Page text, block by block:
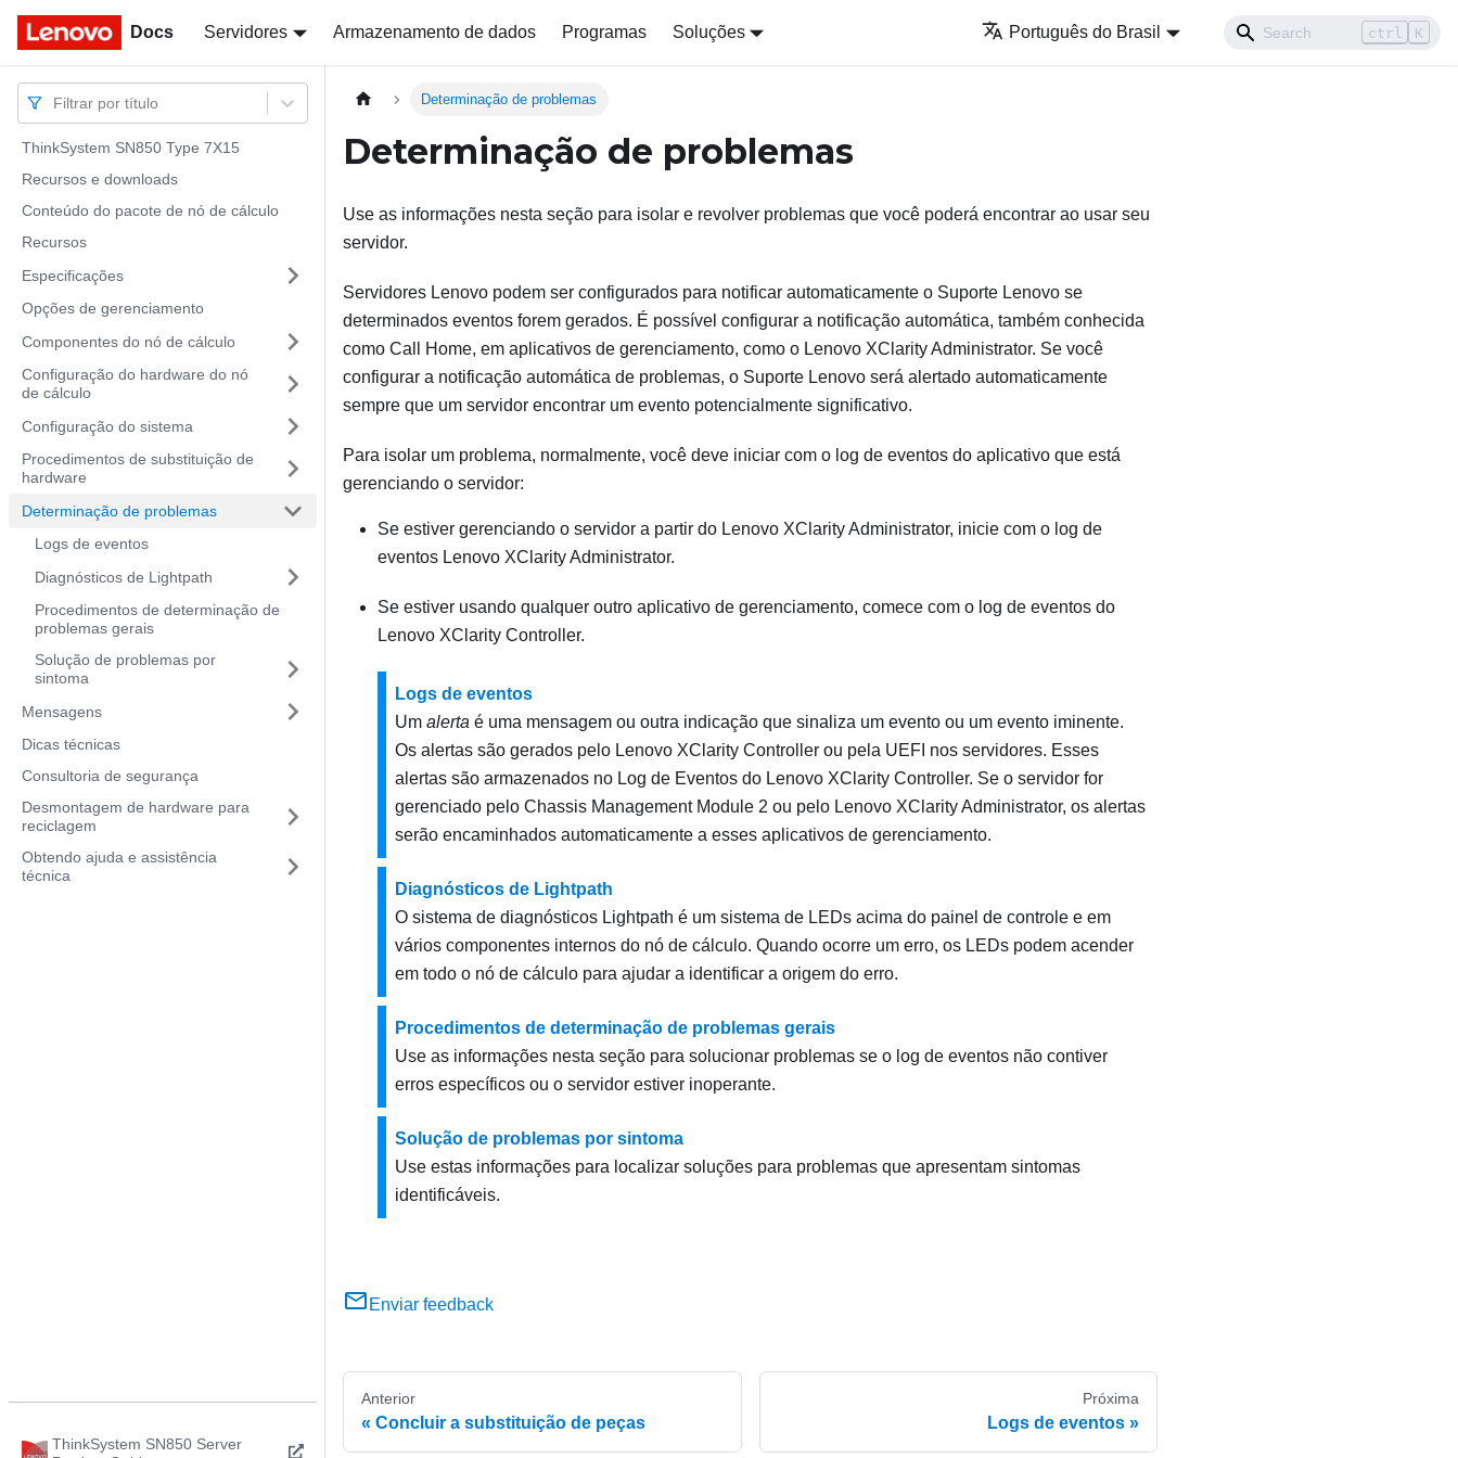
Docs Servidores Armazenamento de dados Programas Soluções Português do Brasil ctrl K
Docs
Filtrar por título
ThinkSystem SN850 Type 7X15
Recursos e downloads
Conteúdo do pacote de nó de cálculo
Recursos
Especificações
Opções de gerenciamento
Componentes do nó de cálculo
Configuração do hardware do nó
de cálculo
Configuração do sistema
Procedimentos de substituição de
hardware
Determinação de problemas
Logs de eventos
Diagnósticos de Lightpath
Procedimentos de determinação de
problemas gerais
Solução de problemas por
sintoma
Mensagens
Dicas técnicas
Consultoria de segurança
Desmontagem de hardware para
reciclagem
Obtendo ajuda e assistência
técnica
ThinkSystem SN850 Server
Determinação de problemas
Determinação de problemas
Use as informações nesta seção para isolar e revolver problemas que você poderá encontrar ao usar seu
servidor.
Servidores Lenovo podem ser configurados para notificar automaticamente o Suporte Lenovo se
determinados eventos forem gerados. É possível configurar a notificação automática, também conhecida
como Call Home, em aplicativos de gerenciamento, como o Lenovo XClarity Administrator. Se você
configurar a notificação automática de problemas, o Suporte Lenovo será alertado automaticamente
sempre que um servidor encontrar um evento potencialmente significativo.
Para isolar um problema, normalmente, você deve iniciar com o log de eventos do aplicativo que está
gerenciando o servidor:
Se estiver gerenciando o servidor a partir do Lenovo XClarity Administrator, inicie com o log de
eventos Lenovo XClarity Administrator.
Se estiver usando qualquer outro aplicativo de gerenciamento, comece com o log de eventos do
Lenovo XClarity Controller.
Logs de eventos
Um alerta é uma mensagem ou outra indicação que sinaliza um evento ou um evento iminente.
Os alertas são gerados pelo Lenovo XClarity Controller ou pela UEFI nos servidores. Esses
alertas são armazenados no Log de Eventos do Lenovo XClarity Controller. Se o servidor for
gerenciado pelo Chassis Management Module 2 ou pelo Lenovo XClarity Administrator, os alertas
serão encaminhados automaticamente a esses aplicativos de gerenciamento.
Diagnósticos de Lightpath
O sistema de diagnósticos Lightpath é um sistema de LEDs acima do painel de controle e em
vários componentes internos do nó de cálculo. Quando ocorre um erro, os LEDs podem acender
em todo o nó de cálculo para ajudar a identificar a origem do erro.
Procedimentos de determinação de problemas gerais
Use as informações nesta seção para solucionar problemas se o log de eventos não contiver
erros específicos ou o servidor estiver inoperante.
Solução de problemas por sintoma
Use estas informações para localizar soluções para problemas que apresentam sintomas
identificáveis.
Enviar feedback
Anterior
Concluir a substituição de peças
Próxima
Logs de eventos